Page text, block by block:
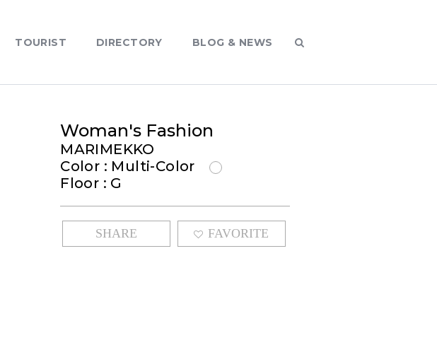
TOURIST DIRECTORY BLOG & NEWS
Woman's Fashion
MARIMEKKO
Color : Multi-Color
Floor : G
SHARE FAVORITE